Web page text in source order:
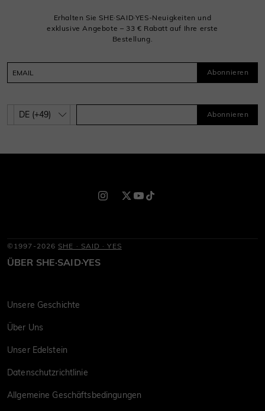
Erhalten Sie SHE·SAID·YES-Neuigkeiten und
exklusive Angebote – 33 € Rabatt auf Ihre erste
Bestellung.
Abonnieren
Abonnieren
©1997-2026 SHE · SAID · YES
ÜBER SHE·SAID·YES
Unsere Geschichte
Über Uns
Unser Edelstein
Datenschutzrichtlinie
Allgemeine Geschäftsbedingungen